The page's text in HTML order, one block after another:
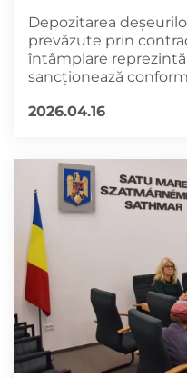
Depozitarea
prevăzute prin
întâmplare
sancționează
2026.04.16